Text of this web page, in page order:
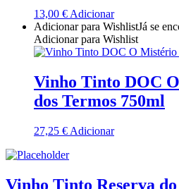
Só Vinha
Taboadella Dão
Tapada de Coelheiros -
13,00 € Adicionar
Adicionar para WishlistJá se
Adicionar para Wishlist
Vinho Tinto DOC
dos Termos 750ml
27,25 € Adicionar
Vinho Tinto Reserva